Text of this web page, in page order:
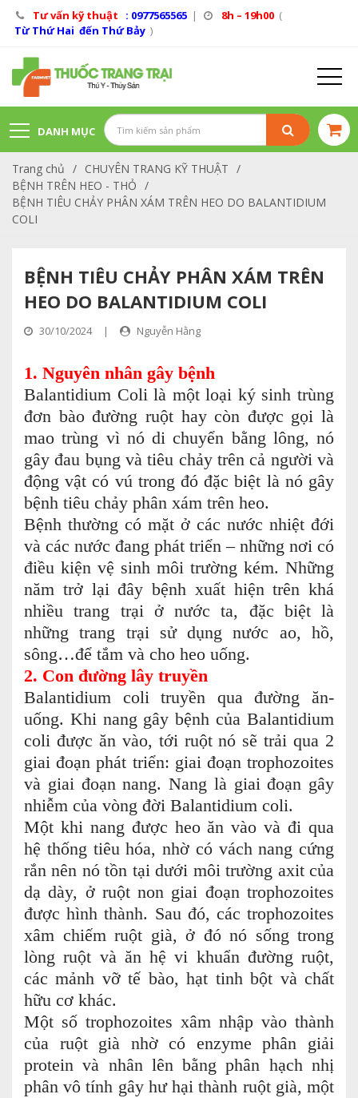
Tư vấn kỹ thuật : 0977565565 | 8h – 19h00 (
Từ Thứ Hai đến Thứ Bảy )
DANH MỤC
SẢN PHẨM
Trang chủ / CHUYÊN TRANG KỸ THUẬT /
BỆNH TRÊN HEO - THỎ /
BỆNH TIÊU CHẢY PHÂN XÁM TRÊN HEO DO BALANTIDIUM
COLI
BỆNH TIÊU CHẢY PHÂN XÁM TRÊN
HEO DO BALANTIDIUM COLI
30/10/2024 | Nguyễn Hằng
1. Nguyên nhân gây bệnh
Balantidium Coli là một loại ký sinh trùng
đơn bào đường ruột hay còn được gọi là
mao trùng vì nó di chuyển bằng lông, nó
gây đau bụng và tiêu chảy trên cả người và
động vật có vú trong đó đặc biệt là nó gây
bệnh tiêu chảy phân xám trên heo.
Bệnh thường có mặt ở các nước nhiệt đới
và các nước đang phát triển – những nơi có
điều kiện vệ sinh môi trường kém. Những
năm trở lại đây bệnh xuất hiện trên khá
nhiều trang trại ở nước ta, đặc biệt là
những trang trại sử dụng nước ao, hồ,
sông…để tắm và cho heo uống.
2. Con đường lây truyền
Balantidium coli truyền qua đường ăn-
uống. Khi nang gây bệnh của Balantidium
coli được ăn vào, tới ruột nó sẽ trải qua 2
giai đoạn phát triển: giai đoạn trophozoites
và giai đoạn nang. Nang là giai đoạn gây
nhiễm của vòng đời Balantidium coli.
Một khi nang được heo ăn vào và đi qua
hệ thống tiêu hóa, nhờ có vách nang cứng
rắn nên nó tồn tại dưới môi trường axit của
dạ dày, ở ruột non giai đoạn trophozoites
được hình thành. Sau đó, các trophozoites
xâm chiếm ruột già, ở đó nó sống trong
lòng ruột và ăn hệ vi khuẩn đường ruột,
các mảnh vỡ tế bào, hạt tinh bột và chất
hữu cơ khác.
Một số trophozoites xâm nhập vào thành
của ruột già nhờ có enzyme phân giải
protein và nhân lên bằng phân hạch nhị
phân vô tính gây hư hại thành ruột già, một